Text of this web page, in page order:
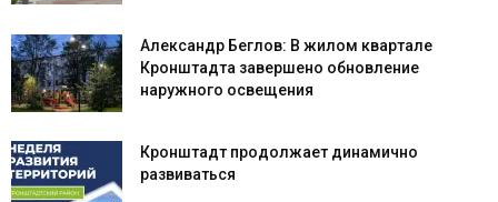
Александр Беглов: В жилом квартале
Кронштадта завершено обновление
наружного освещения
Кронштадт продолжает динамично
развиваться